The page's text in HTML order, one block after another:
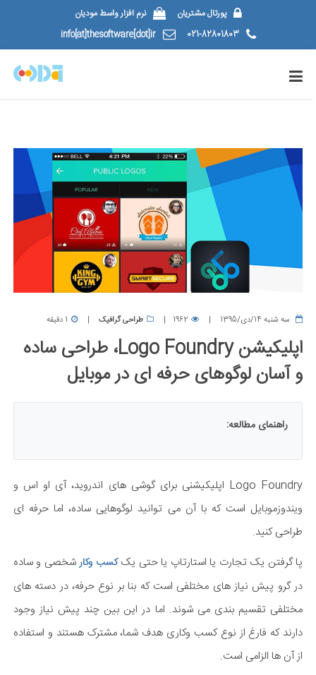
پورتال مشتریان
نرم افزار واسط مودیان
021-82801803
info[at]thesoftware[dot]ir
سه شنبه 14/دی/1395 1962 طراحی گرافیک 1 دقیقه
اپلیکیشن Logo Foundry، طراحی ساده
و آسان لوگوهای حرفه ای در موبایل
راهنمای مطالعه:
Logo Foundry اپلیکیشنی برای گوشی های اندروید، آی او اس و
ویندوزموبایل است که با آن می توانید لوگوهایی ساده، اما حرفه ای
طراحی کنید.
پا گرفتن یک تجارت یا استارتاپ یا حتی یککسب وکارشخصی و ساده
در گرو پیش نیاز های مختلفی است که بنا بر نوع حرفه، در دسته های
مختلفی تقسیم بندی می شوند. اما در این بین چند پیش نیاز وجود
دارند که فارغ از نوع کسب وکاری هدف شما، مشترک هستند و استفاده
از آن ها الزامی است.